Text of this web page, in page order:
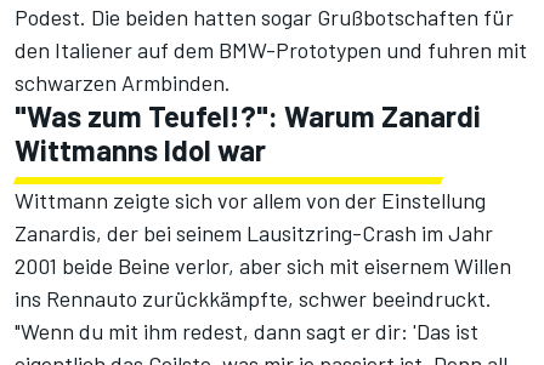
Podest. Die beiden hatten sogar Grußbotschaften für
den Italiener auf dem BMW-Prototypen und fuhren mit
schwarzen Armbinden.
"Was zum Teufel!?": Warum Zanardi
Wittmanns Idol war
Wittmann zeigte sich vor allem von der Einstellung
Zanardis, der bei seinem Lausitzring-Crash im Jahr
2001 beide Beine verlor, aber sich mit eisernem Willen
ins Rennauto zurückkämpfte, schwer beeindruckt.
"Wenn du mit ihm redest, dann sagt er dir: 'Das ist